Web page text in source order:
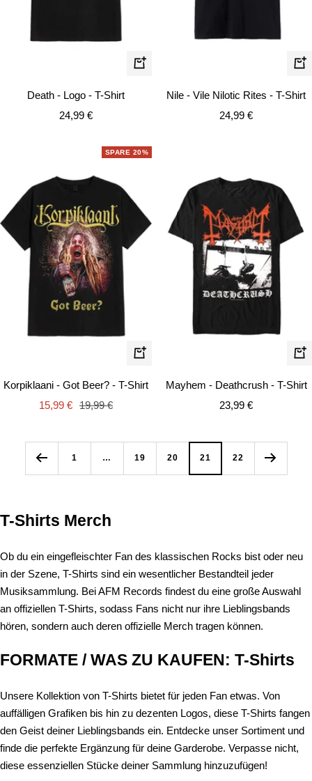
Schnellansicht
Death - Logo - T-Shirt
Angebotspreis
24,99 €
Nile - Vile Nilotic Rites - T-Shirt
Angebotspreis
24,99 €
SPARE 20%
Schnellansicht
Korpiklaani - Got Beer? - T-Shirt
Angebotspreis
15,99 € Regulärer
19,99 €
Mayhem - Deathcrush - T-Shirt
Angebotspreis
23,99 €
1 … 19 20 21 22
T-Shirts Merch
Ob du ein eingefleischter Fan des klassischen Rocks bist oder neu
in der Szene, T-Shirts sind ein wesentlicher Bestandteil jeder
Musiksammlung. Bei AFM Records findest du eine große Auswahl
an offiziellen T-Shirts, sodass Fans nicht nur ihre Lieblingsbands
hören, sondern auch deren offizielle Merch tragen können.
FORMATE / WAS ZU KAUFEN: T-Shirts
Unsere Kollektion von T-Shirts bietet für jeden Fan etwas. Von
auffälligen Grafiken bis hin zu dezenten Logos, diese T-Shirts fangen
den Geist deiner Lieblingsbands ein. Entdecke unser Sortiment und
finde die perfekte Ergänzung für deine Garderobe. Verpasse nicht,
diese essenziellen Stücke deiner Sammlung hinzuzufügen!